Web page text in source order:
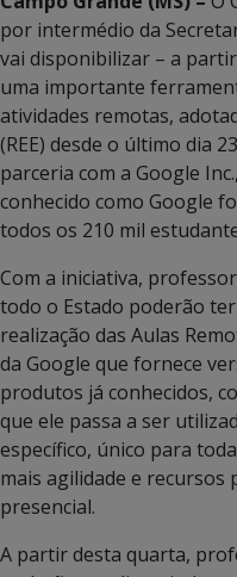
por intermédio da
vai disponibilizar – a
uma importante
atividades remotas,
(REE) desde o último dia
parceria com a Google
conhecido como Google
todos os 210 mil
Com a iniciativa,
todo o Estado poderão
realização das Aulas
da Google que fornece
produtos já conhecidos,
que ele passa a ser
específico, único para
mais agilidade e recursos
presencial.
A partir desta quarta,